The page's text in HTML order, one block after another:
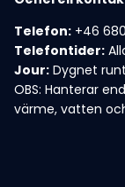
Telefon: +46
Telefontider:
Jour: Dygnet runt
OBS: Hanterar
värme, vatten